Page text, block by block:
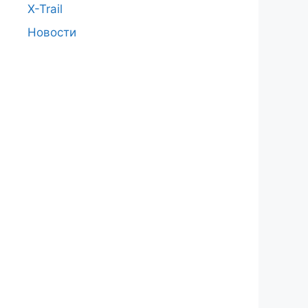
X-Trail
Новости